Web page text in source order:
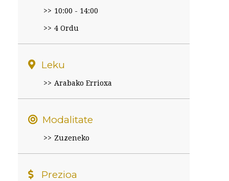
10:00 - 14:00
4 Ordu
Leku
Arabako Errioxa
Modalitate
Zuzeneko
Prezioa